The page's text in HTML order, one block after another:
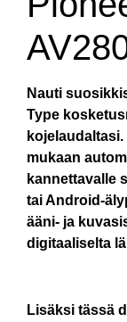
Nauti
Type
mukaan
kannettavalle
tai Android-
ääni- ja
digitaaliselta
Lisäksi tässä